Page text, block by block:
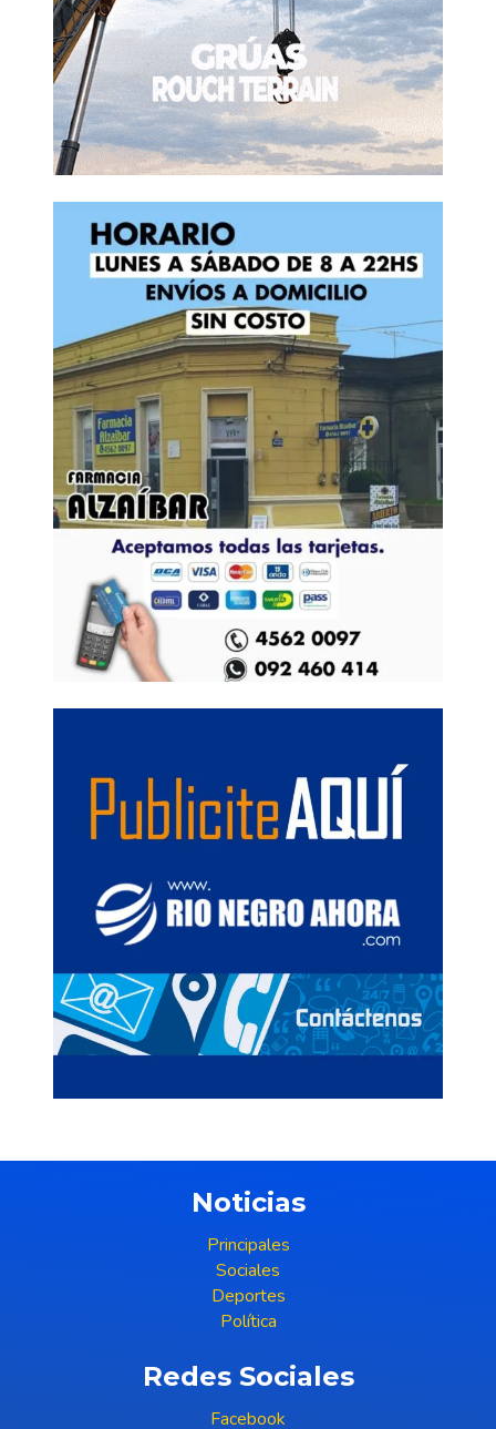
Noticias
Principales
Sociales
Deportes
Política
Redes Sociales
Facebook